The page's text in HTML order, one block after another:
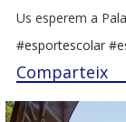
Us esperem a
#esportescolar #
Comparteix